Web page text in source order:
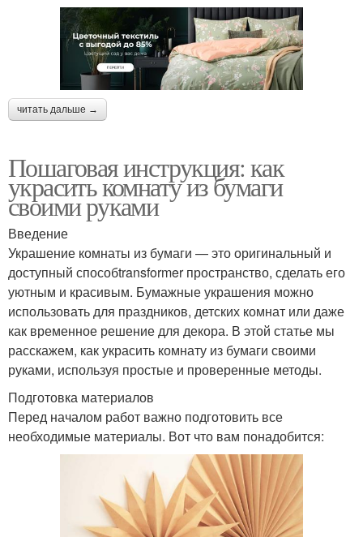
читать дальше →
Пошаговая инструкция: как
украсить комнату из бумаги
своими руками
Введение
Украшение комнаты из бумаги — это оригинальный и
доступный способtransformer пространство, сделать его
уютным и красивым. Бумажные украшения можно
использовать для праздников, детских комнат или даже
как временное решение для декора. В этой статье мы
расскажем, как украсить комнату из бумаги своими
руками, используя простые и проверенные методы.
Подготовка материалов
Перед началом работ важно подготовить все
необходимые материалы. Вот что вам понадобится: